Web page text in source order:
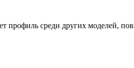
профиль среди других моделей,